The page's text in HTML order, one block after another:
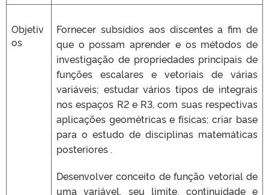
Objetiv
os
Fornecer subsídios aos discentes a fim de
que o possam aprender e os métodos de
investigação de propriedades principais de
funções escalares e vetoriais de várias
variáveis; estudar vários tipos de integrais
nos espaços R2 e R3, com suas respectivas
aplicações geométricas e físicas; criar base
para o estudo de disciplinas matemáticas
posteriores .
Desenvolver conceito de função vetorial de
uma variável, seu limite, continuidade e